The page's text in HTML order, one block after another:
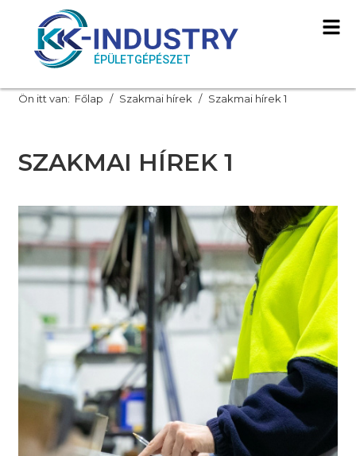
Ön itt van: Főlap Szakmai hírek Szakmai hírek 1
SZAKMAI HÍREK 1